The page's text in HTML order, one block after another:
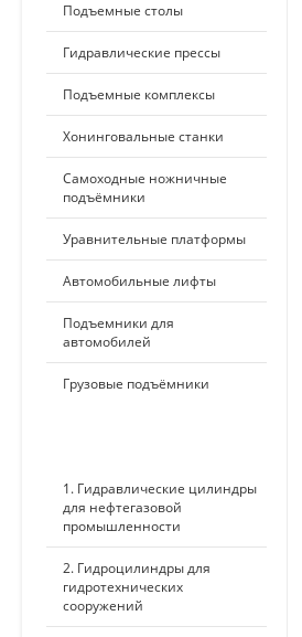
Подъемные столы
Гидравлические прессы
Подъемные комплексы
Хонинговальные станки
Самоходные ножничные
подъёмники
Уравнительные платформы
Автомобильные лифты
Подъемники для
автомобилей
Грузовые подъёмники
1. Гидравлические цилиндры
для нефтегазовой
промышленности
2. Гидроцилиндры для
гидротехнических
сооружений